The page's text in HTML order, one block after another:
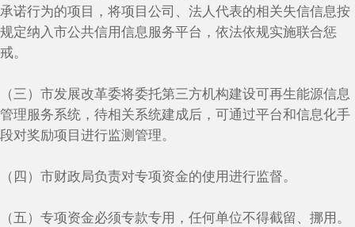
承诺行为的项目，将项目公司、法人代表的相关失信信息按
规定纳入市公共信用信息服务平台，依法依规实施联合惩
戒。
（三）市发展改革委将委托第三方机构建设可再生能源信息
管理服务系统，待相关系统建成后，可通过平台和信息化手
段对奖励项目进行监测管理。
（四）市财政局负责对专项资金的使用进行监督。
（五）专项资金必须专款专用，任何单位不得截留、挪用。